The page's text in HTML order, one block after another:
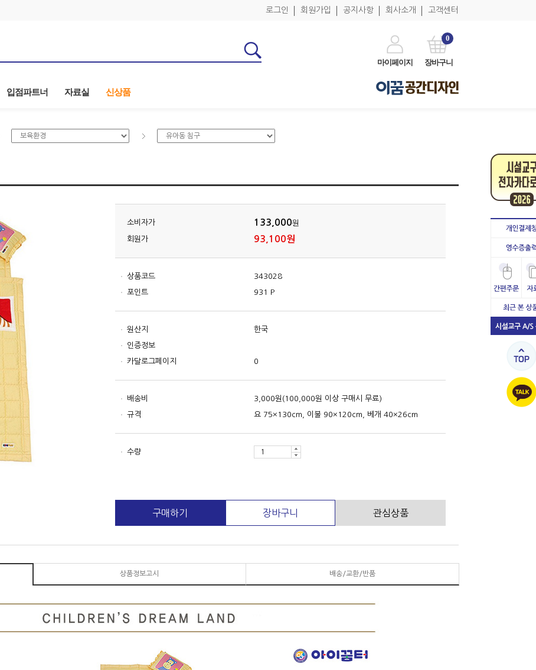
로그인 회원가입 공지사항 회사소개 고객센터
마이페이지
0
장바구니
입점파트너 자료실 신상품
소비자가 133,000원
회원가 93,100원
상품코드 343028
포인트 931 P
원산지 한국
인증정보
카달로그페이지 0
배송비 3,000원(100,000원 이상 구매시 무료)
규격 요 75×130cm, 이불 90×120cm, 베개 40×26cm
수량
구매하기 장바구니 관심상품
상품정보고시 배송/교환/반품